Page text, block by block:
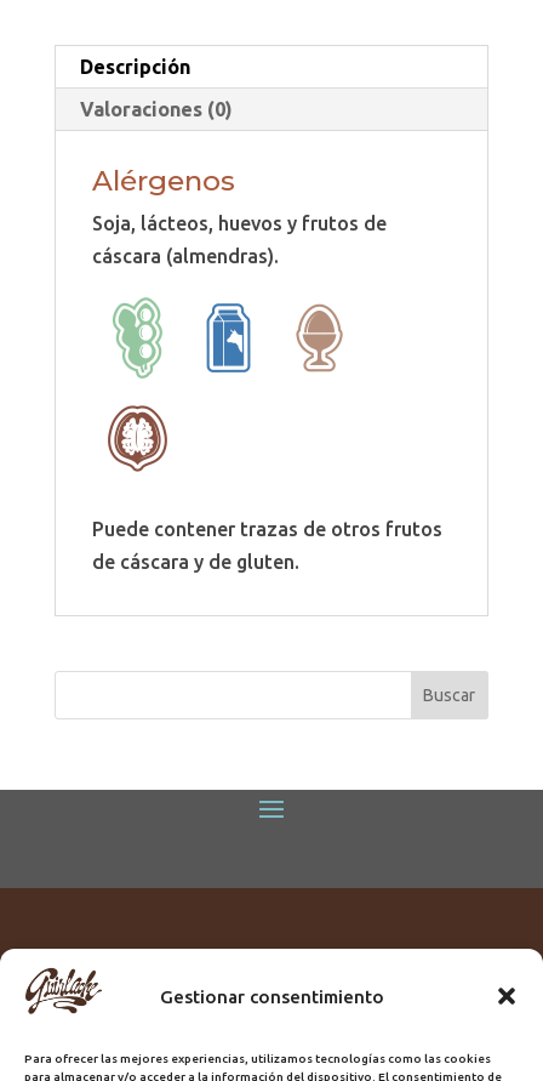
Gestionar consentimiento
Para ofrecer las mejores experiencias, utilizamos tecnologías como las cookies
para almacenar y/o acceder a la información del dispositivo. El consentimiento de
Descripción
Valoraciones (0)
Alérgenos
Soja, lácteos, huevos y frutos de
cáscara (almendras).
Puede contener trazas de otros frutos
de cáscara y de gluten.
Titular:
ROME GUIRLACHE SL.
Domicilio:Calle Triana, 68